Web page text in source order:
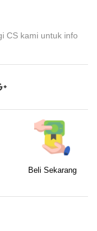
CS kami untuk info
Beli Sekarang